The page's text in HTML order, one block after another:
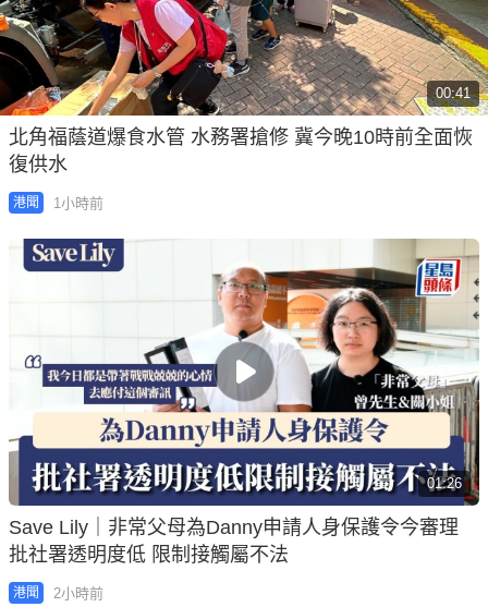
00:41
北角福蔭道爆食水管 水務署搶修 冀今晚10時前全面恢
復供水
港聞 1小時前
01:26
Save Lily｜非常父母為Danny申請人身保護令今審理
批社署透明度低 限制接觸屬不法
港聞 2小時前